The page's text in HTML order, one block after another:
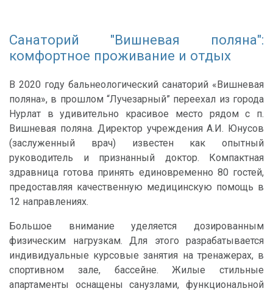
Санаторий "Вишневая поляна":
комфортное проживание и отдых
В 2020 году бальнеологический санаторий «Вишневая
поляна», в прошлом “Лучезарный” переехал из города
Нурлат в удивительно красивое место рядом с п.
Вишневая поляна. Директор учреждения А.И. Юнусов
(заслуженный врач) известен как опытный
руководитель и признанный доктор. Компактная
здравница готова принять единовременно 80 гостей,
предоставляя качественную медицинскую помощь в
12 направлениях.
Большое внимание уделяется дозированным
физическим нагрузкам. Для этого разрабатывается
индивидуальные курсовые занятия на тренажерах, в
спортивном зале, бассейне. Жилые стильные
апартаменты оснащены санузлами, функциональной